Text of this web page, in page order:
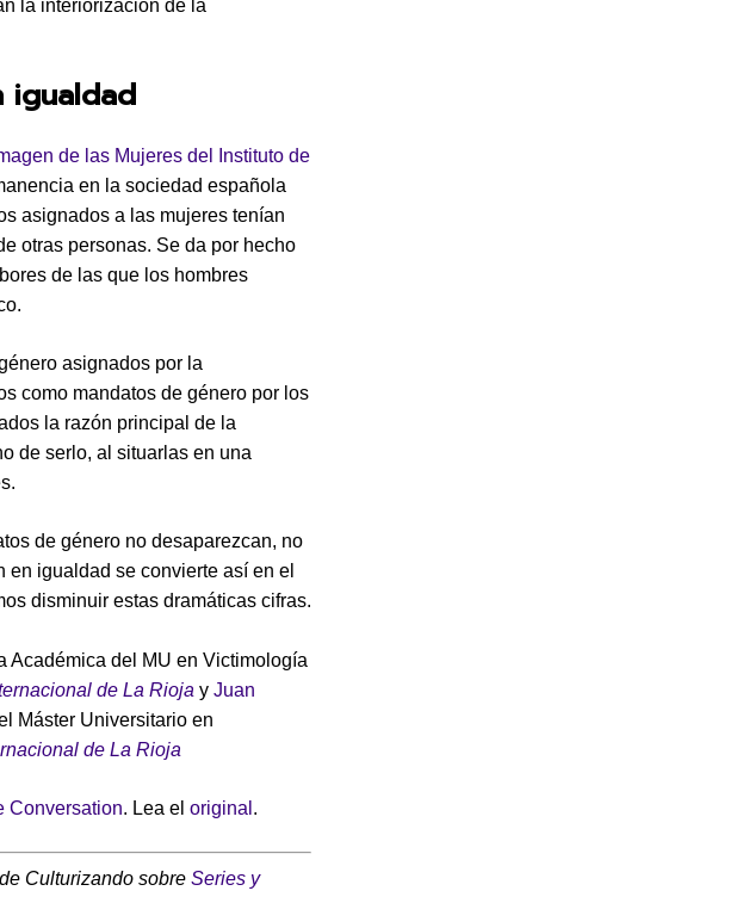
la interiorización de la
igualdad
de las Mujeres del Instituto de
en la sociedad española
asignados a las mujeres tenían
otras personas. Se da por hecho
de las que los hombres
asignados por la
como mandatos de género por los
la razón principal de la
de serlo, al situarlas en una
de género no desaparezcan, no
igualdad se convierte así en el
disminuir estas dramáticas cifras.
Académica del MU en Victimología
de La Rioja y Juan
Máster Universitario en
de La Rioja
Conversation. Lea el original .
Culturizando sobre Series y